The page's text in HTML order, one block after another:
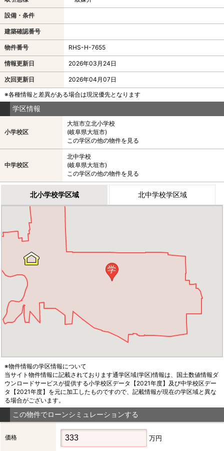
設備・条件
建築確認番号
物件番号 RHS-H-7655
情報更新日 2026年03月24日
次回更新日
2026年04月07日
※各種情報と差異がある場合は現況優先となります
学区情報
小学校区
大垣市立北小学校
(岐阜県大垣市)
この学区の他の物件を見る
中学校区
北中学校
(岐阜県大垣市)
この学区の他の物件を見る
北小学校学区域 北中学校学区域
学
※物件情報の学区情報について
当サイト物件情報に記載されております通学区域(学区)情報は、国土数値情報ダ
ウンロードサービスが提供する小学校区データ【2021年度】及び中学校区デー
タ【2021年度】を元に加工したものですので、記載情報が現在の学区域と異な
る場合がございます。
この物件でローンシミュレーションする
価格 万円